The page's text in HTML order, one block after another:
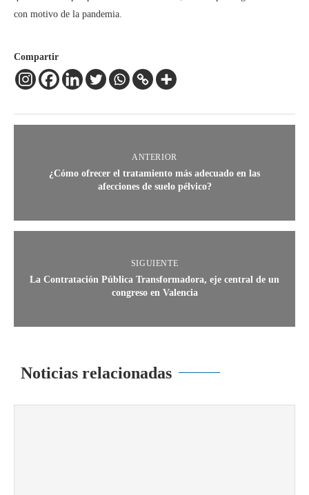
con motivo de la pandemia.
Compartir
ANTERIOR
¿Cómo ofrecer el tratamiento más adecuado en las
afecciones de suelo pélvico?
SIGUIENTE
La Contratación Pública Transformadora, eje central de un
congreso en Valencia
Noticias relacionadas